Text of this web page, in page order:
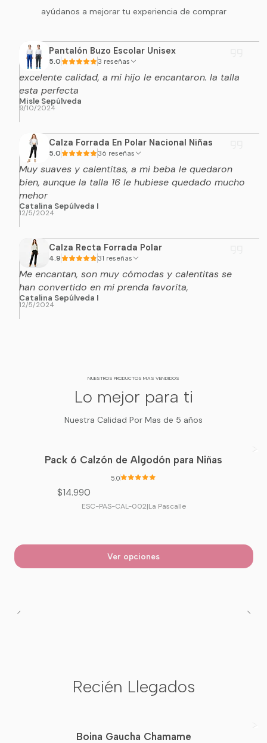
ayúdanos a mejorar tu experiencia de comprar
Pantalón Buzo Escolar Unisex
5.0 3 reseñas
excelente calidad, a mi hijo le encantaron. la talla
esta perfecta
Misle Sepúlveda
9/10/2024
Calza Forrada En Polar Nacional Niñas
5.0 36 reseñas
Muy suaves y calentitas, a mi beba le quedaron
bien, aunque la talla 16 le hubiese quedado mucho
mehor
Catalina Sepúlveda I
12/5/2024
Calza Recta Forrada Polar
4.9 31 reseñas
Me encantan, son muy cómodas y calentitas se
han convertido en mi prenda favorita,
Catalina Sepúlveda I
12/5/2024
NUESTROS PRODUCTOS MAS VENDIDOS
Lo mejor para ti
Nuestra Calidad Por Mas de 5 años
Pack 6 Calzón de Algodón para Niñas
5.0
$14.990
ESC-PAS-CAL-002|La Pascalle
Ver opciones
Recién Llegados
Boina Gaucha Chamame